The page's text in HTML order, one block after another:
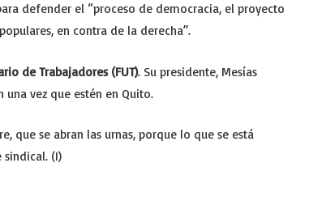
defender el “proceso de democracia, el proyecto
en contra de la derecha”.
de Trabajadores (FUT). Su presidente, Mesías
una vez que estén en Quito.
que se abran las urnas, porque lo que se está
sindical. (I)